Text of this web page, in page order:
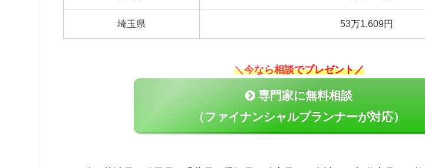
埼玉県 53万1,609円
＼今なら相談でプレゼント／
専門家に無料相談
（ファイナンシャルプランナーが対応）